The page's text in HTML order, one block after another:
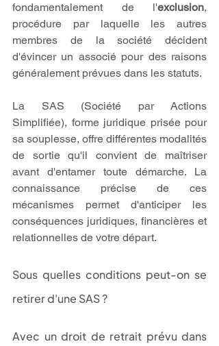
fondamentalement de l'exclusion,
procédure par laquelle les autres
membres de la société décident
d'évincer un associé pour des raisons
généralement prévues dans les statuts.
La SAS (Société par Actions
Simplifiée), forme juridique prisée pour
sa souplesse, offre différentes modalités
de sortie qu'il convient de maîtriser
avant d'entamer toute démarche. La
connaissance précise de ces
mécanismes permet d'anticiper les
conséquences juridiques, financières et
relationnelles de votre départ.
Sous quelles conditions peut-on se
retirer d'une SAS ?
Avec un droit de retrait prévu dans